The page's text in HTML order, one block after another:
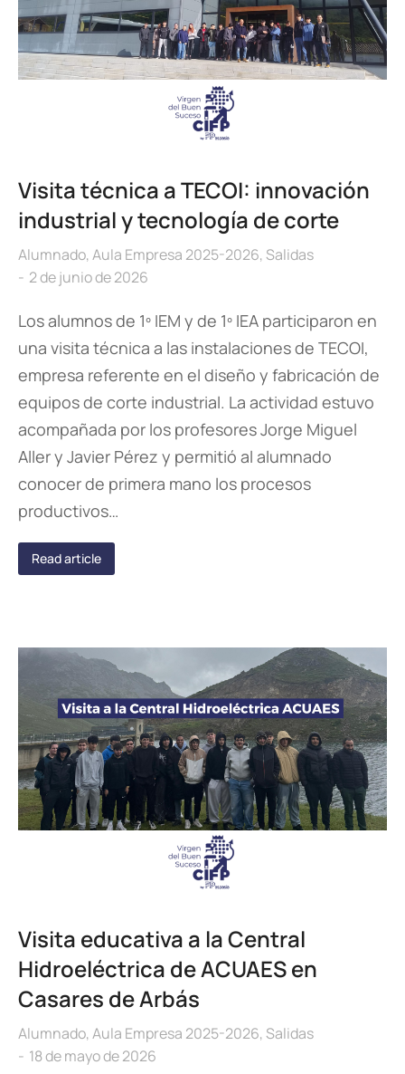
Visita técnica a TECOI: innovación
industrial y tecnología de corte
Alumnado,Aula Empresa 2025-2026,Salidas
2 de junio de 2026
Los alumnos de 1º IEM y de 1º IEA participaron en
una visita técnica a las instalaciones de TECOI,
empresa referente en el diseño y fabricación de
equipos de corte industrial. La actividad estuvo
acompañada por los profesores Jorge Miguel
Aller y Javier Pérez y permitió al alumnado
conocer de primera mano los procesos
productivos…
Read article
Visita educativa a la Central
Hidroeléctrica de ACUAES en
Casares de Arbás
Alumnado,Aula Empresa 2025-2026,Salidas
18 de mayo de 2026